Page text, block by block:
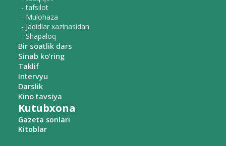
- tafsilot
- Mulohaza
- Jadidlar xazinasidan
- Shapaloq
Bir soatlik dars
Sinab ko‘ring
Taklif
Intervyu
Darslik
Kino tavsiya
Kutubxona
Gazeta sonlari
Kitoblar